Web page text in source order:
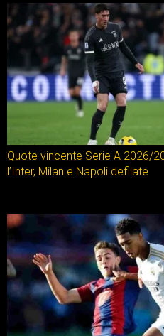
Quote vincente Serie A 2026/
l’Inter, Milan e Napoli defilate